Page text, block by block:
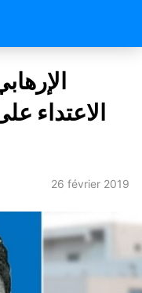
الاعتداء
26 février 2019